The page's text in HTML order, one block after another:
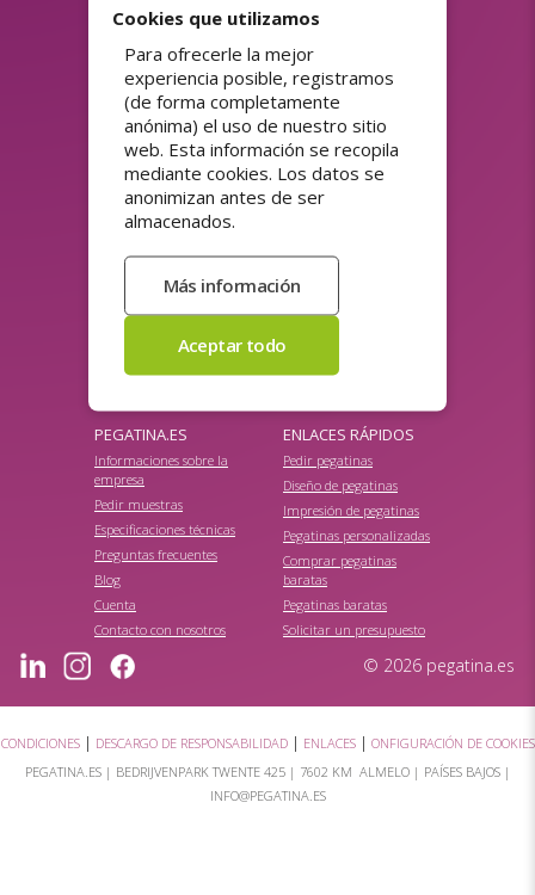
GAMA DE PRODUCTOS
Etiquetas de dirección
personalizadas
Etiquetas de precio
Etiquetas de productos
Etiquetas de seguridad
Imanes para coches
Pedir pegatinas publicitarias
Pegatinas de alta adherencia
Pegatinas de alta adherencia
(hi tack)
barras y códigos QR
Pegatinas de la APPCC
Pegatinas de papel
Pegatinas de puntos de
fidelidad
Pegatinas de venta
Pegatinas Doming (relieve
Pegatinas electrostáticas
Pegatinas personalizadas
con nombre
Pegatinas publicitarias
Pegatinas reutilizables
Pegatinas
PEGATINA.ES
Informaciones sobre la
empresa
Pedir muestras
Especificaciones técnicas
Preguntas frecuentes
Blog
Cuenta
Contacto con nosotros
ENLACES RÁPIDOS
Pedir pegatinas
Diseño de pegatinas
Impresión de pegatinas
Pegatinas personalizadas
Comprar pegatinas
baratas
Pegatinas baratas
Solicitar un presupuesto
© 2026 pegatina.es
CONDICIONES| DESCARGO DE RESPONSABILIDAD| ENLACES| ONFIGURACIÓN DE COOKIES
PEGATINA.ES | BEDRIJVENPARK TWENTE 425| 7602 KM ALMELO| PAÍSES BAJOS |
INFO@PEGATINA.ES
Cookies que utilizamos
Para ofrecerle la mejor
experiencia posible, registramos
(de forma completamente
anónima) el uso de nuestro sitio
web. Esta información se recopila
mediante cookies. Los datos se
anonimizan antes de ser
almacenados.